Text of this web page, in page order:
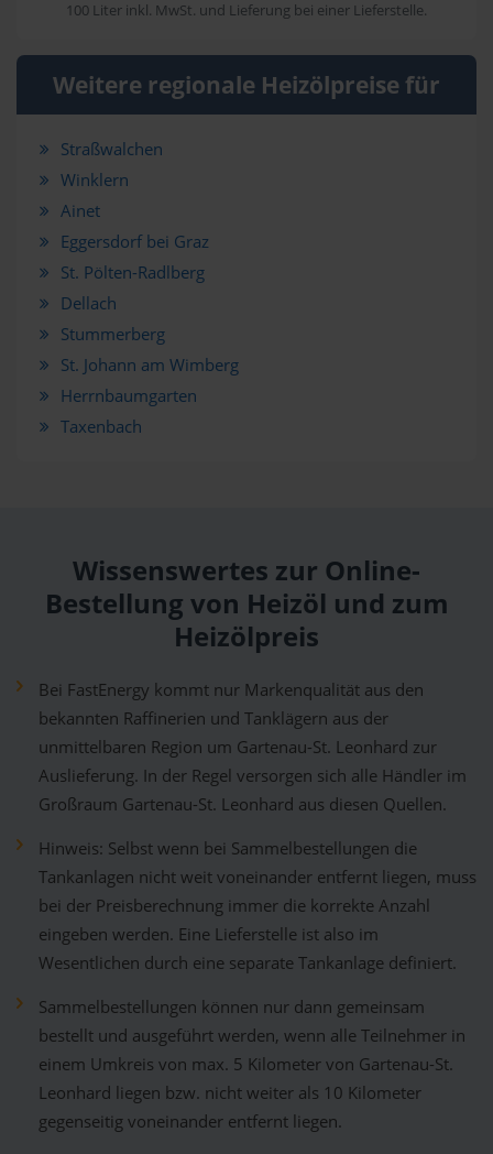
100 Liter inkl. MwSt. und Lieferung bei einer Lieferstelle.
Weitere regionale Heizölpreise für
Straßwalchen
Winklern
Ainet
Eggersdorf bei Graz
St. Pölten-Radlberg
Dellach
Stummerberg
St. Johann am Wimberg
Herrnbaumgarten
Taxenbach
Wissenswertes zur Online-
Bestellung von Heizöl und zum
Heizölpreis
Bei FastEnergy kommt nur Markenqualität aus den
bekannten Raffinerien und Tanklägern aus der
unmittelbaren Region um Gartenau-St. Leonhard zur
Auslieferung. In der Regel versorgen sich alle Händler im
Großraum Gartenau-St. Leonhard aus diesen Quellen.
Hinweis: Selbst wenn bei Sammelbestellungen die
Tankanlagen nicht weit voneinander entfernt liegen, muss
bei der Preisberechnung immer die korrekte Anzahl
eingeben werden. Eine Lieferstelle ist also im
Wesentlichen durch eine separate Tankanlage definiert.
Sammelbestellungen können nur dann gemeinsam
bestellt und ausgeführt werden, wenn alle Teilnehmer in
einem Umkreis von max. 5 Kilometer von Gartenau-St.
Leonhard liegen bzw. nicht weiter als 10 Kilometer
gegenseitig voneinander entfernt liegen.